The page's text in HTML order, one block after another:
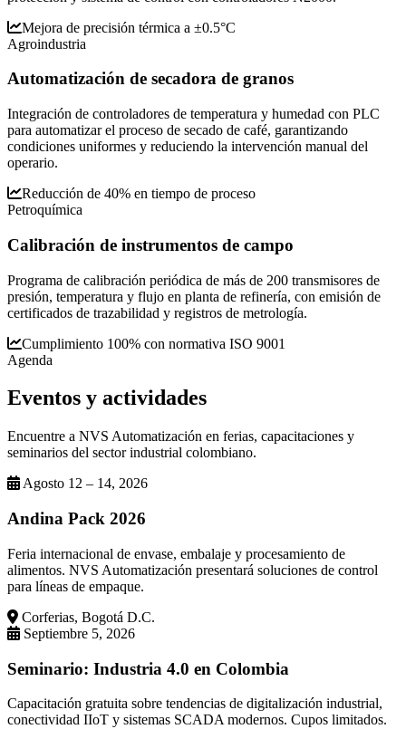
Mejora de precisión térmica a ±0.5°C
Agroindustria
Automatización de secadora de granos
Integración de controladores de temperatura y humedad con PLC
para automatizar el proceso de secado de café, garantizando
condiciones uniformes y reduciendo la intervención manual del
operario.
Reducción de 40% en tiempo de proceso
Petroquímica
Calibración de instrumentos de campo
Programa de calibración periódica de más de 200 transmisores de
presión, temperatura y flujo en planta de refinería, con emisión de
certificados de trazabilidad y registros de metrología.
Cumplimiento 100% con normativa ISO 9001
Agenda
Eventos y actividades
Encuentre a NVS Automatización en ferias, capacitaciones y
seminarios del sector industrial colombiano.
Agosto 12 – 14, 2026
Andina Pack 2026
Feria internacional de envase, embalaje y procesamiento de
alimentos. NVS Automatización presentará soluciones de control
para líneas de empaque.
Corferias, Bogotá D.C.
Septiembre 5, 2026
Seminario: Industria 4.0 en Colombia
Capacitación gratuita sobre tendencias de digitalización industrial,
conectividad IIoT y sistemas SCADA modernos. Cupos limitados.